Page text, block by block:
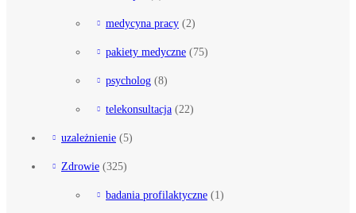
medycyna pracy (2)
pakiety medyczne (75)
psycholog (8)
telekonsultacja (22)
uzależnienie (5)
Zdrowie (325)
badania profilaktyczne (1)